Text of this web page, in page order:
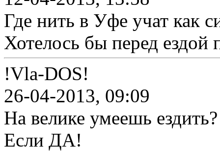
Где нить в Уфе учат как
Хотелось бы перед ездой
!Vla-DOS!
26-04-2013, 09:09
На велике умеешь ездить?
Если ДА!